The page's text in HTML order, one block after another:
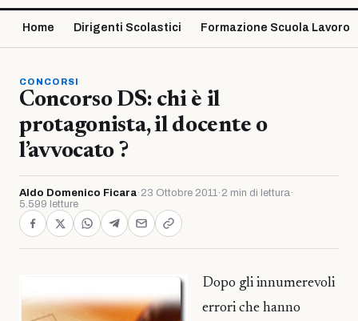
Home Dirigenti Scolastici Formazione Scuola Lavoro
CONCORSI
Concorso DS: chi è il
protagonista, il docente o
l’avvocato ?
Aldo Domenico Ficara· 23 Ottobre 2011· 2 min di lettura·
5.599 letture
Dopo gli innumerevoli
errori che hanno